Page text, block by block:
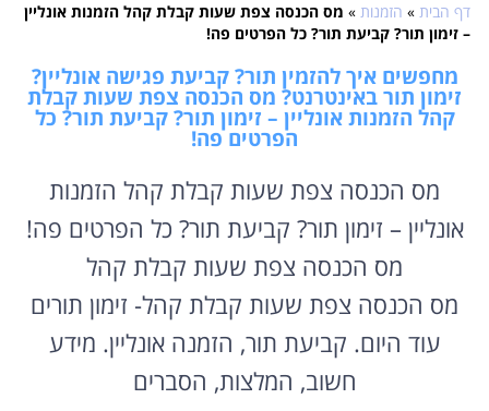
דף הבית » הזמנות » מס הכנסה צפת שעות קבלת קהל הזמנות אונליין
– זימון תור? קביעת תור? כל הפרטים פה!
מחפשים איך להזמין תור? קביעת פגישה אונליין?
זימון תור באינטרנט? מס הכנסה צפת שעות קבלת
קהל הזמנות אונליין – זימון תור? קביעת תור? כל
הפרטים פה!
מס הכנסה צפת שעות קבלת קהל הזמנות
אונליין – זימון תור? קביעת תור? כל הפרטים פה!
מס הכנסה צפת שעות קבלת קהל
מס הכנסה צפת שעות קבלת קהל- זימון תורים
עוד היום. קביעת תור, הזמנה אונליין. מידע
חשוב, המלצות, הסברים